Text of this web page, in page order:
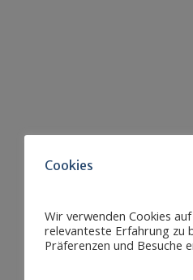
Cookies
Wir verwenden Cookies
relevanteste Erfahrung zu
Präferenzen und Besuche